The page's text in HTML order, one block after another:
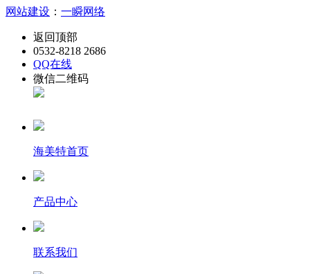
网站建设 ： 一瞬网络
返回顶部
0532-8218 2686
QQ在线
微信二维码
海美特首页
产品中心
联系我们